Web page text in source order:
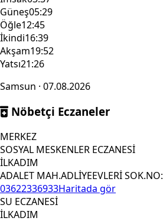
Güneş05:29
Öğle12:45
İkindi16:39
Akşam19:52
Yatsı21:26
Samsun · 07.08.2026
Nöbetçi Eczaneler
MERKEZ
SOSYAL MESKENLER ECZANESİ
İLKADIM
ADALET MAH.ADLİYEEVLERİ
03622336933Haritada gör
SU ECZANESİ
İLKADIM